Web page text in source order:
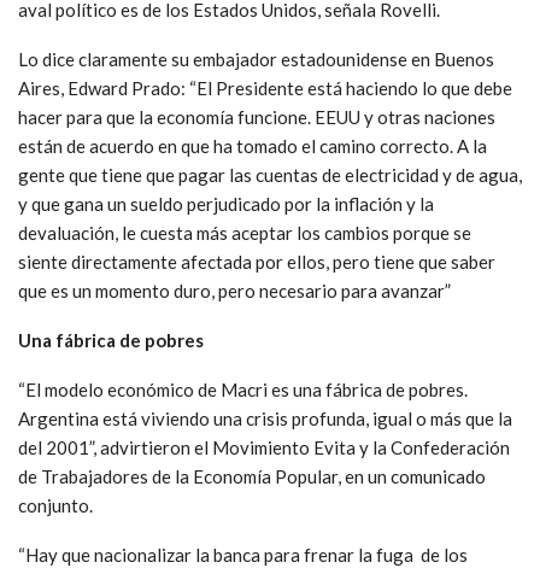
aval político es de los Estados Unidos, señala Rovelli.
Lo dice claramente su embajador estadounidense en Buenos
Aires, Edward Prado: “El Presidente está haciendo lo que debe
hacer para que la economía funcione. EEUU y otras naciones
están de acuerdo en que ha tomado el camino correcto. A la
gente que tiene que pagar las cuentas de electricidad y de agua,
y que gana un sueldo perjudicado por la inflación y la
devaluación, le cuesta más aceptar los cambios porque se
siente directamente afectada por ellos, pero tiene que saber
que es un momento duro, pero necesario para avanzar”
Una fábrica de pobres
“El modelo económico de Macri es una fábrica de pobres.
Argentina está viviendo una crisis profunda, igual o más que la
del 2001”, advirtieron el Movimiento Evita y la Confederación
de Trabajadores de la Economía Popular, en un comunicado
conjunto.
“Hay que nacionalizar la banca para frenar la fuga de los